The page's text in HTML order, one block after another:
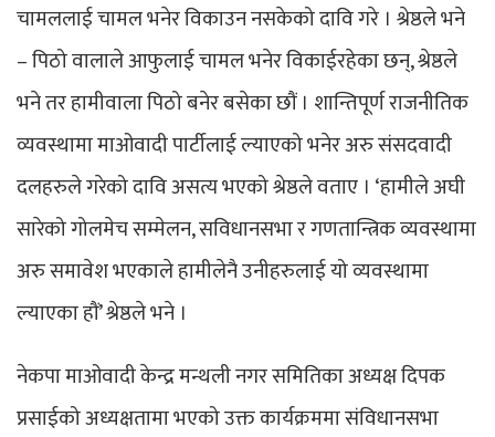
चामललाई चामल भनेर विकाउन नसकेको दावि गरे । श्रेष्ठले भने
– पिठो वालाले आफुलाई चामल भनेर विकाईरहेका छन्, श्रेष्ठले
भने तर हामीवाला पिठो बनेर बसेका छौं । शान्तिपूर्ण राजनीतिक
व्यवस्थामा माओवादी पार्टीलाई ल्याएको भनेर अरु संसदवादी
दलहरुले गरेको दावि असत्य भएको श्रेष्ठले वताए । ‘हामीले अघी
सारेको गोलमेच सम्मेलन, सविधानसभा र गणतान्त्रिक व्यवस्थामा
अरु समावेश भएकाले हामीलेनै उनीहरुलाई यो व्यवस्थामा
ल्याएका हौं’ श्रेष्ठले भने ।
नेकपा माओवादी केन्द्र मन्थली नगर समितिका अध्यक्ष दिपक
प्रसाईको अध्यक्षतामा भएको उक्त कार्यक्रममा संविधानसभा